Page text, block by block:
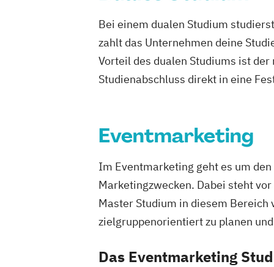
Wirtschaftspsychologie
Bei einem dualen Studium
zahlt das Unternehmen deine
Vorteil des dualen Studiums ist
Studienabschluss direkt in eine
Eventmarketing
Im Eventmarketing geht es um
Marketingzwecken. Dabei steht
Master Studium in diesem
zielgruppenorientiert zu planen
Das Eventmarketing